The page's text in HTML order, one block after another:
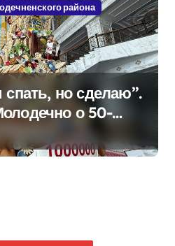
района
спать, но сделаю”.
о 50-
для